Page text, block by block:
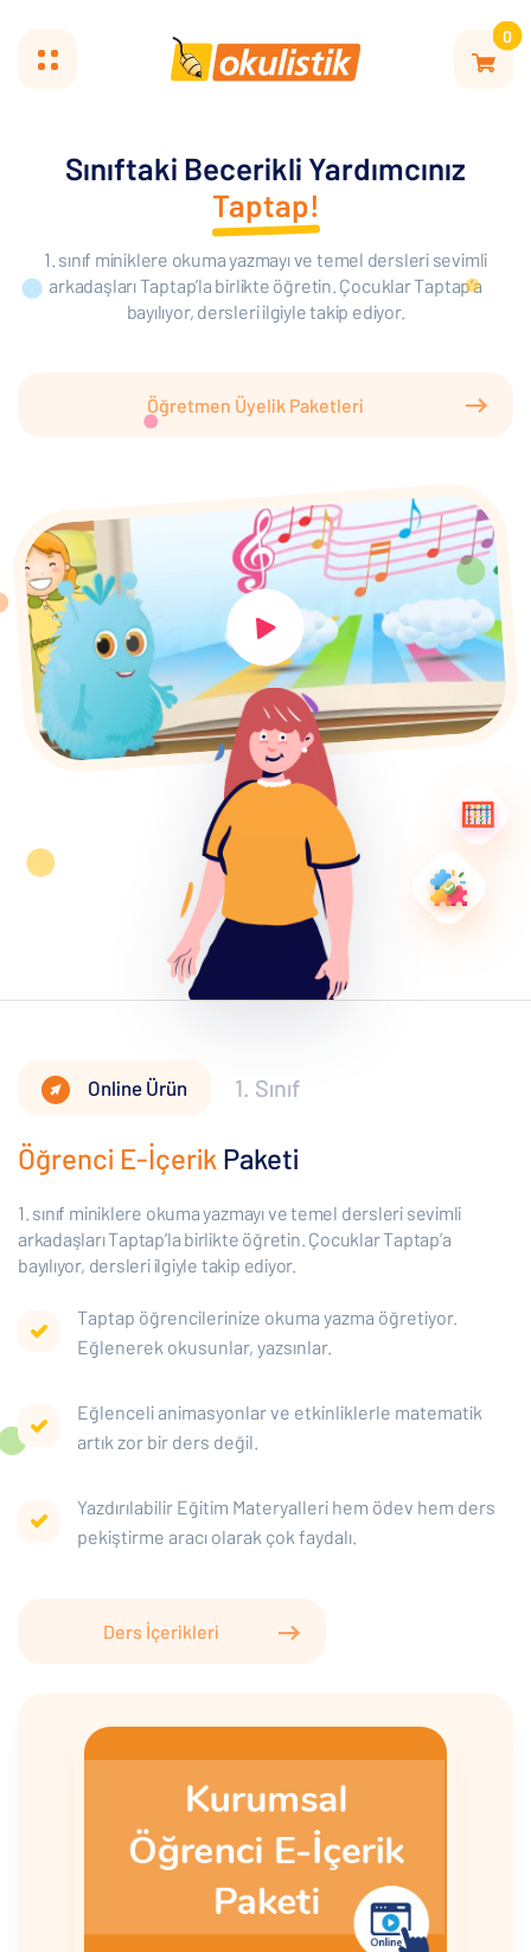
0
Sınıftaki Becerikli Yardımcınız
Taptap!
1. sınıf miniklere okuma yazmayı ve temel dersleri sevimli
arkadaşları Taptap’la birlikte öğretin. Çocuklar Taptap’a
bayılıyor, dersleri ilgiyle takip ediyor.
Öğretmen Üyelik Paketleri
Online Ürün 1. Sınıf
Öğrenci E-İçerik Paketi
1. sınıf miniklere okuma yazmayı ve temel dersleri sevimli
arkadaşları Taptap’la birlikte öğretin. Çocuklar Taptap’a
bayılıyor, dersleri ilgiyle takip ediyor.
Taptap öğrencilerinize okuma yazma öğretiyor.
Eğlenerek okusunlar, yazsınlar.
Eğlenceli animasyonlar ve etkinliklerle matematik
artık zor bir ders değil.
Yazdırılabilir Eğitim Materyalleri hem ödev hem ders
pekiştirme aracı olarak çok faydalı.
Ders İçerikleri